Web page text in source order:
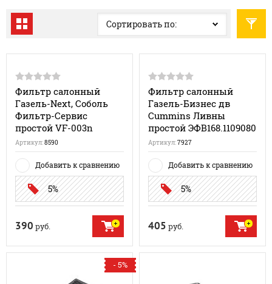
Сортировать по:
Фильтр салонный
Газель-Next, Соболь
Фильтр-Сервис
простой VF-003n
Артикул:8590
Добавить к сравнению
5%
390 руб.
Фильтр салонный
Газель-Бизнес дв
Cummins Ливны
простой ЭФВ168.1109080
Артикул:7927
Добавить к сравнению
5%
405 руб.
- 5%